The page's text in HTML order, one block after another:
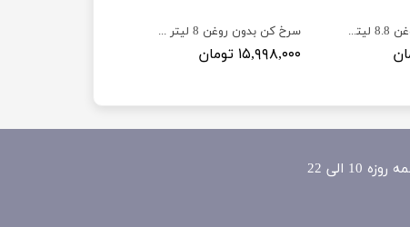
سرخ کن بدون روغن 8 لیتر 2800 وات برند یونیک مدل Unique
۱۵,۹۹۸,۰۰۰ تومان
سرخ کن بدون روغن 8.8 لیتر برند یونیک پرو مدل Unique pro G.S 1360